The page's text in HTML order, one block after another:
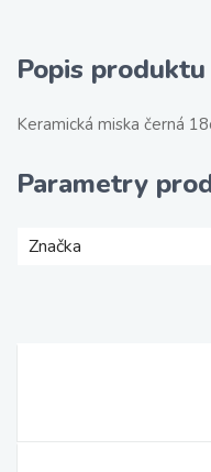
Popis produktu
Keramická miska černá
Parametry
Značka